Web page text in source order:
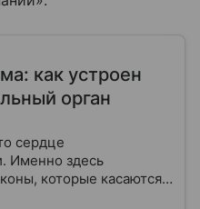
как устроен
орган
сердце
Именно здесь
которые касаются
образования и